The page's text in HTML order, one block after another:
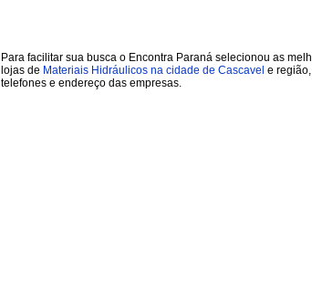
Para facilitar sua busca o Encontra Paraná selecionou as
lojas de Materiais Hidráulicos na cidade de Cascavel e
telefones e endereço das empresas.